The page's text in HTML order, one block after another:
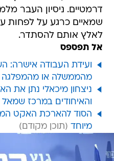
דרמטיים. ניסיון העבר
שמאיים כרגע על לפחות
לאלץ אותם להסתדר.
אל תפספס
ועידת העבודה אישרה:
מהממשלה או מהמפלגה
ניצחון מיכאלי נתן את
והאיחודים במרכז שמאל
הסוד להארכת האקט
מיוחד